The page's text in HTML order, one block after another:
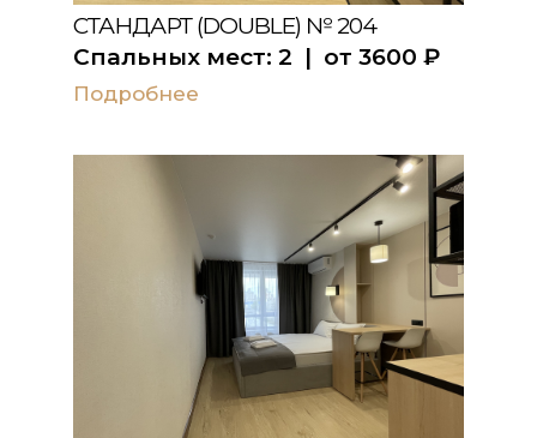
СТАНДАРТ (DOUBLE) № 204
Спальных мест: 2 | от 3600 ₽
Подробнее